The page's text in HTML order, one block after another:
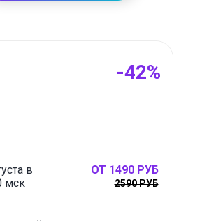
в
мск
ОТ 1490 РУБ
2590 РУБ
-42%